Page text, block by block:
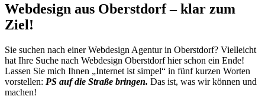
Webdesign aus Oberstdorf – klar zum
Ziel!
Sie suchen nach einer Webdesign Agentur in Oberstdorf? Vielleicht
hat Ihre Suche nach Webdesign Oberstdorf hier schon ein Ende!
Lassen Sie mich Ihnen „Internet ist simpel“ in fünf kurzen Worten
vorstellen: PS auf die Straße bringen. Das ist, was wir können und
machen!